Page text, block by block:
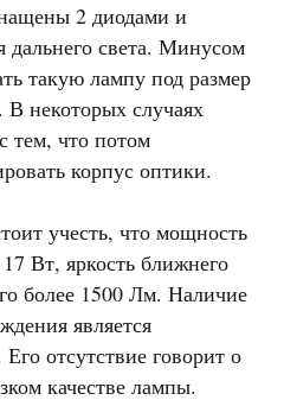
2 диодами и
дальнего света. Минусом
такую лампу под размер
В некоторых случаях
тем, что потом
корпус оптики.
учесть, что мощность
Вт, яркость ближнего
более 1500 Лм. Наличие
является
отсутствие говорит о
качестве лампы.